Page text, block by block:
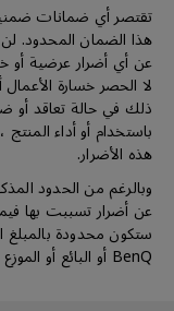
تقتصر أي ضمانات
عن أي أضرار عرضية أو
لا الحصر خسارة الأعمال
ذلك في حالة تعاقد أو
هذه الأضرار.
ستكون محدودة بالمبلغ
BenQ أو البائع أو الموزع المعتمد من BenQ لهذا المنتج.